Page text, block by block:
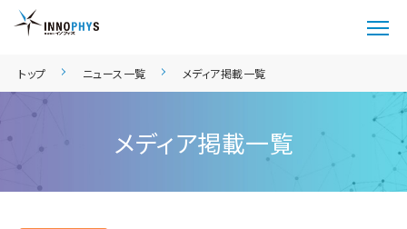
トップ ニュース一覧 メディア掲載一覧
メディア掲載一覧